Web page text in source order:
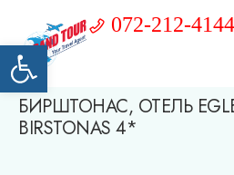
Открыть панель инструментов
072-212-4144
БИРШТОНАС, ОТЕЛЬ
BIRSTONAS 4*